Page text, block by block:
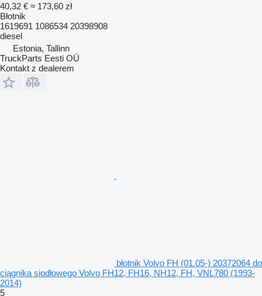
40,32 € ≈ 173,60 zł
Błotnik
1619691 1086534 20398908
diesel
Estonia, Tallinn
TruckParts Eesti OÜ
Kontakt z dealerem
błotnik Volvo FH (01.05-) 20372064 do
ciągnika siodłowego Volvo FH12, FH16, NH12, FH, VNL780 (1993-
2014)
5